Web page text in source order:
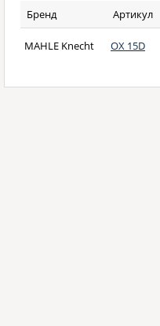
Бренд Артикул
MAHLE Knecht OX 15D